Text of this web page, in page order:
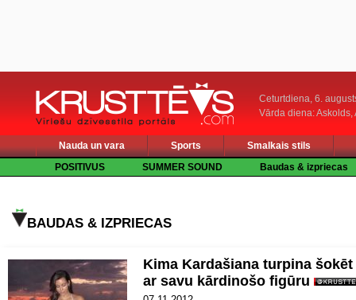
Ceturtdiena, 6.
Vārda diena: Askolds,
Nauda un vara Sports
Smalkais stils
POSITIVUS
SUMMER SOUND Baudas & izpriecas
BAUDAS & IZPRIECAS
Kima Kardašiana turpina
ar savu kārdinošo figūru